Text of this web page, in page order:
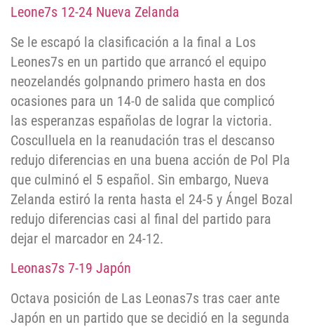
Leone7s 12-24 Nueva Zelanda
Se le escapó la clasificación a la final a Los
Leones7s en un partido que arrancó el equipo
neozelandés golpnando primero hasta en dos
ocasiones para un 14-0 de salida que complicó
las esperanzas españolas de lograr la victoria.
Cosculluela en la reanudación tras el descanso
redujo diferencias en una buena acción de Pol Pla
que culminó el 5 español. Sin embargo, Nueva
Zelanda estiró la renta hasta el 24-5 y Ángel Bozal
redujo diferencias casi al final del partido para
dejar el marcador en 24-12.
Leonas7s 7-19 Japón
Octava posición de Las Leonas7s tras caer ante
Japón en un partido que se decidió en la segunda